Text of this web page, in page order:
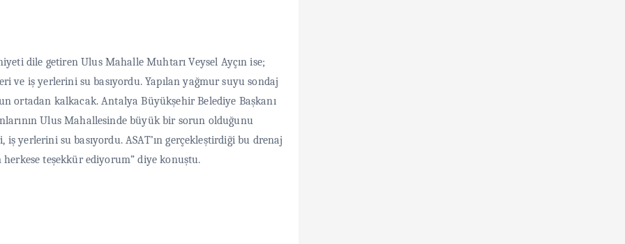
dile getiren Ulus Mahalle Muhtarı Veysel Ayçın ise;
ve iş yerlerini su basıyordu. Yapılan yağmur suyu sondaj
ortadan kalkacak. Antalya Büyükşehir Belediye Başkanı
Ulus Mahallesinde büyük bir sorun olduğunu
yerlerini su basıyordu. ASAT’ın gerçekleştirdiği bu drenaj
herkese teşekkür ediyorum” diye konuştu.